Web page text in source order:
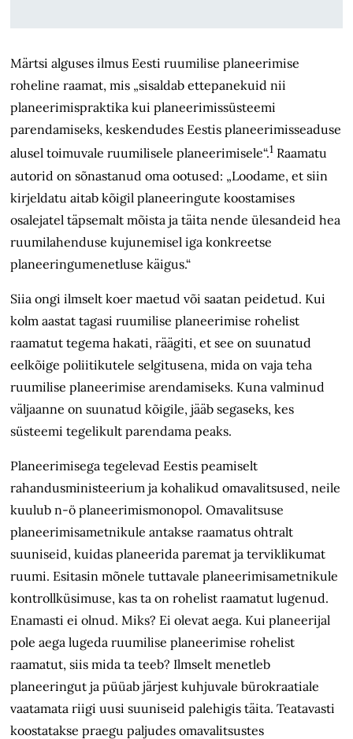
Märtsi alguses ilmus Eesti ruumilise planeerimise
roheline raamat, mis „sisaldab ettepanekuid nii
planeerimispraktika kui planeerimissüsteemi
parendamiseks, keskendudes Eestis planeerimisseaduse
alusel toimuvale ruumilisele planeerimisele“.1 Raamatu
autorid on sõnastanud oma ootused: „Loodame, et siin
kirjeldatu aitab kõigil planeeringute koostamises
osalejatel täpsemalt mõista ja täita nende ülesandeid hea
ruumilahenduse kujunemisel iga konkreetse
planeeringu­menetluse käigus.“
Siia ongi ilmselt koer maetud või saatan peidetud. Kui
kolm aastat tagasi ruumilise planeerimise rohelist
raamatut tegema hakati, räägiti, et see on suunatud
eelkõige poliitikutele selgitusena, mida on vaja teha
ruumilise planeerimise arendamiseks. Kuna valminud
väljaanne on suunatud kõigile, jääb segaseks, kes
süsteemi tegelikult parendama peaks.
Planeerimisega tegelevad Eestis peamiselt
rahandusministeerium ja kohalikud omavalitsused, neile
kuulub n-ö planeerimismonopol. Omavalitsuse
planeerimisametnikule antakse raamatus ohtralt
suuniseid, kuidas planeerida paremat ja terviklikumat
ruumi. Esitasin mõnele tuttavale planeerimisametnikule
kontrollküsimuse, kas ta on rohelist raamatut lugenud.
Enamasti ei olnud. Miks? Ei olevat aega. Kui planeerijal
pole aega lugeda ruumilise planeerimise rohelist
raamatut, siis mida ta teeb? Ilmselt menetleb
planeeringut ja püüab järjest kuhjuvale bürokraatiale
vaatamata riigi uusi suuniseid palehigis täita. Teatavasti
koostatakse praegu paljudes omavalitsustes